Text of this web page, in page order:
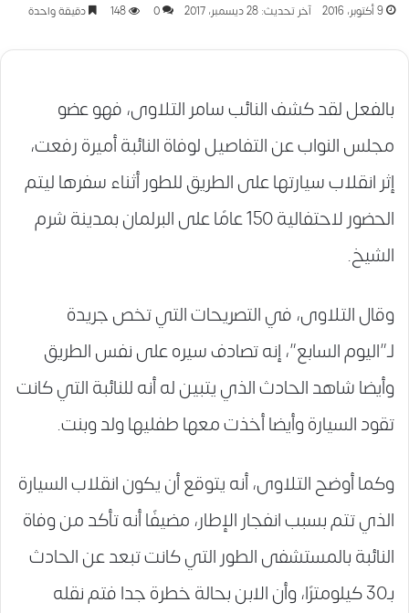
9 أكتوبر، 2016 آخر تحديث: 28 ديسمبر، 2017 0
148 دقيقة واحدة
بالفعل لقد كشف النائب سامر التلاوى، فهو عضو
مجلس النواب عن التفاصيل لوفاة النائبة أميرة رفعت،
إثر انقلاب سيارتها على الطريق للطور أثناء سفرها ليتم
الحضور لاحتفالية 150 عامًا على البرلمان بمدينة شرم
الشيخ.
وقال التلاوى، في التصريحات التي تخص جريدة
لـ”اليوم السابع”، إنه تصادف سيره على نفس الطريق
وأيضا شاهد الحادث الذي يتبين له أنه للنائبة التي كانت
تقود السيارة وأيضا أخذت معها طفليها ولد وبنت.
وكما أوضح التلاوى، أنه يتوقع أن يكون انقلاب السيارة
الذي تتم بسبب انفجار الإطار، مضيفًا أنه تأكد من وفاة
النائبة بالمستشفى الطور التي كانت تبعد عن الحادث
بـ30 كيلومترًا، وأن الابن بحالة خطرة جدا فتم نقله